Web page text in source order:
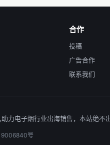
合作
投稿
广告合作
联系我们
电子烟行业出海销售，本站绝不
号